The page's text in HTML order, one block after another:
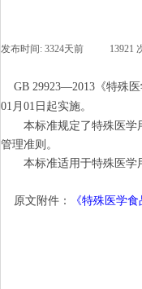
发布时间: 3324天前 13921
GB 29923—2013 《特殊
01月01日起实施。
本标准规定了特殊医学
管理准则。
本标准适用于特殊医学
原文附件 ： 《特殊医学食